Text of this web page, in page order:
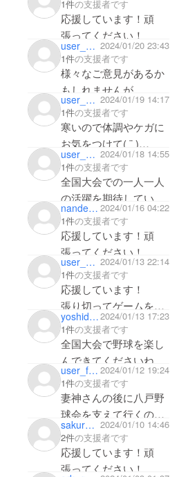
1件の支援者です
応援しています！頑
張ってください！
user_c9c01389bca4 2024/01/20 23:43
1件の支援者です
様々なご意見があるか
もしれませんが、
子どもたちのための想
いが詰まっていると
感じています。少しで
すが、未来を担う
子どもたちの支援にな
ればと協力させていた
だきます。ご健闘をお
祈りしています！！
user_e95ab4a35094 2024/01/19 14:17
1件の支援者です
寒いので体調やケガに
お気をつけて( ¨̮ )
応援しています！
user_27fadc58b9a4 2024/01/18 14:55
1件の支援者です
全国大会での一人一人
の活躍を期待していま
す。精一杯頑張ってき
てください！応援して
います！
nandemoya080 2024/01/16 04:22
1件の支援者です
応援しています！頑
張ってください！
user_7e0c943757e4 2024/01/13 22:14
1件の支援者です
応援しています！
張り切ってゲームを楽
yoshida01782024/01/13 17:23
1件の支援者です
全国大会で野球を楽し
んできてくださいね！
応援しています！
user_fb0ab2727264 2024/01/12 19:24
1件の支援者です
妻神さんの後に八戸野
球会を支えて行くのは
庭野さんと春日さんな
んだ！
sakuradamonji 2024/01/10 14:46
2件の支援者です
応援しています！頑
張ってください！